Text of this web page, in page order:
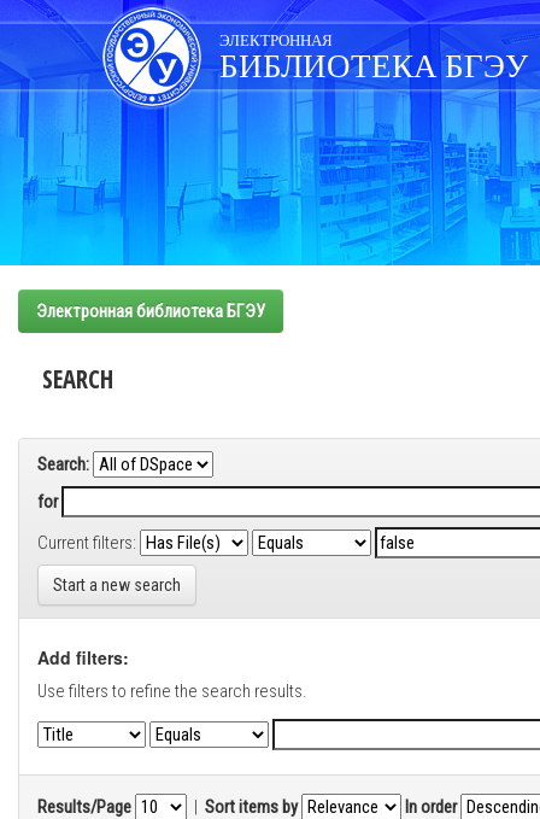
Skip
navigation
ЭЛЕКТРОННАЯ
БИБЛИОТЕКА БГЭУ
Электронная библиотека БГЭУ
SEARCH
Search:
for
Current filters:
Start a new search
Add filters:
Use filters to refine the search results.
Results/Page | Sort items by In order